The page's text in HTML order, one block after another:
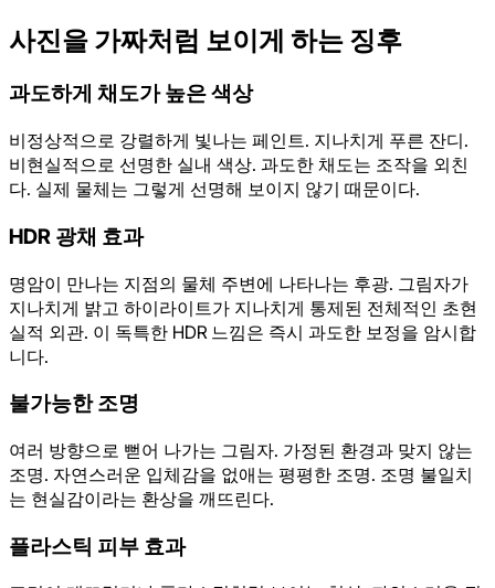
사진을 가짜처럼 보이게 하는 징후
과도하게 채도가 높은 색상
비정상적으로 강렬하게 빛나는 페인트. 지나치게 푸른 잔디.
비현실적으로 선명한 실내 색상. 과도한 채도는 조작을 외친
다. 실제 물체는 그렇게 선명해 보이지 않기 때문이다.
HDR 광채 효과
명암이 만나는 지점의 물체 주변에 나타나는 후광. 그림자가
지나치게 밝고 하이라이트가 지나치게 통제된 전체적인 초현
실적 외관. 이 독특한 HDR 느낌은 즉시 과도한 보정을 암시합
니다.
불가능한 조명
여러 방향으로 뻗어 나가는 그림자. 가정된 환경과 맞지 않는
조명. 자연스러운 입체감을 없애는 평평한 조명. 조명 불일치
는 현실감이라는 환상을 깨뜨린다.
플라스틱 피부 효과